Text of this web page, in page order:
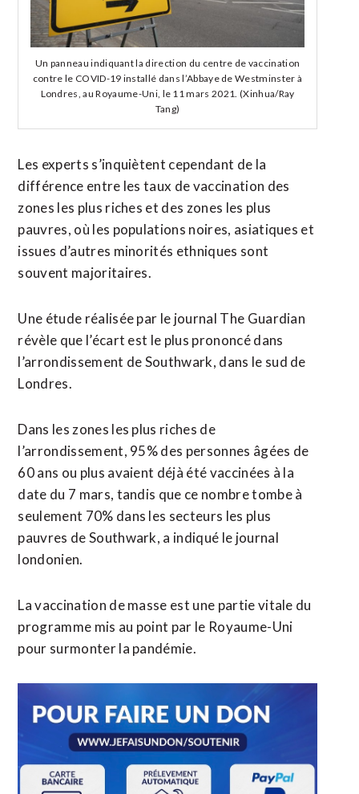
Un panneau indiquant la direction du centre de vaccination
contre le COVID-19 installé dans l’Abbaye de Westminster à
Londres, au Royaume-Uni, le 11 mars 2021. (Xinhua/Ray
Tang)
Les experts s’inquiètent cependant de la
différence entre les taux de vaccination des
zones les plus riches et des zones les plus
pauvres, où les populations noires, asiatiques et
issues d’autres minorités ethniques sont
souvent majoritaires.
Une étude réalisée par le journal The Guardian
révèle que l’écart est le plus prononcé dans
l’arrondissement de Southwark, dans le sud de
Londres.
Dans les zones les plus riches de
l’arrondissement, 95% des personnes âgées de
60 ans ou plus avaient déjà été vaccinées à la
date du 7 mars, tandis que ce nombre tombe à
seulement 70% dans les secteurs les plus
pauvres de Southwark, a indiqué le journal
londonien.
La vaccination de masse est une partie vitale du
programme mis au point par le Royaume-Uni
pour surmonter la pandémie.